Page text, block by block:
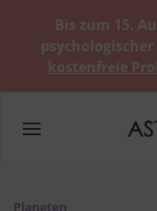
Bis zum 15.
kostenfreie
Planeten